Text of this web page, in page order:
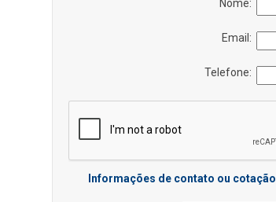
Nome:
Email:
Telefone:
Informações de contato ou cotação